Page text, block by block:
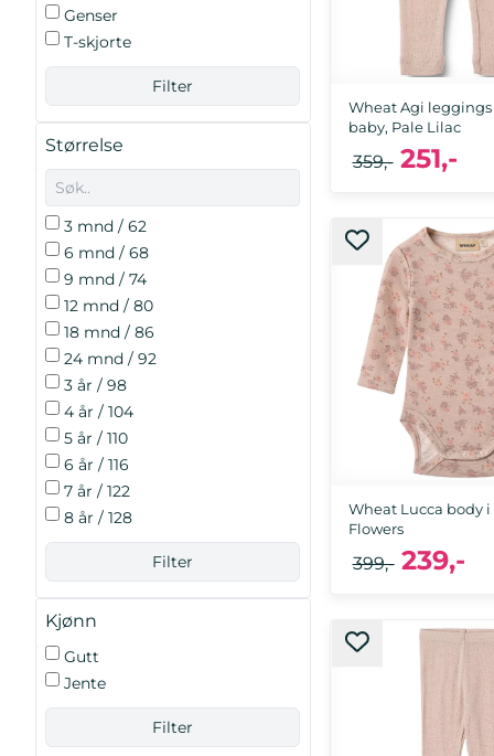
Genser
T-skjorte
Størrelse
3 mnd / 62
6 mnd / 68
9 mnd / 74
12 mnd / 80
18 mnd / 86
24 mnd / 92
3 år / 98
4 år / 104
5 år / 110
6 år / 116
7 år / 122
8 år / 128
Kjønn
Gutt
Jente
Wheat Agi
baby, Pale Lilac
251,-
359,-
Wheat Lucca body
Flowers
239,-
399,-